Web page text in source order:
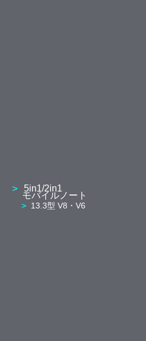
5in1/2in1
モバイルノート
13.3型 V8・V6